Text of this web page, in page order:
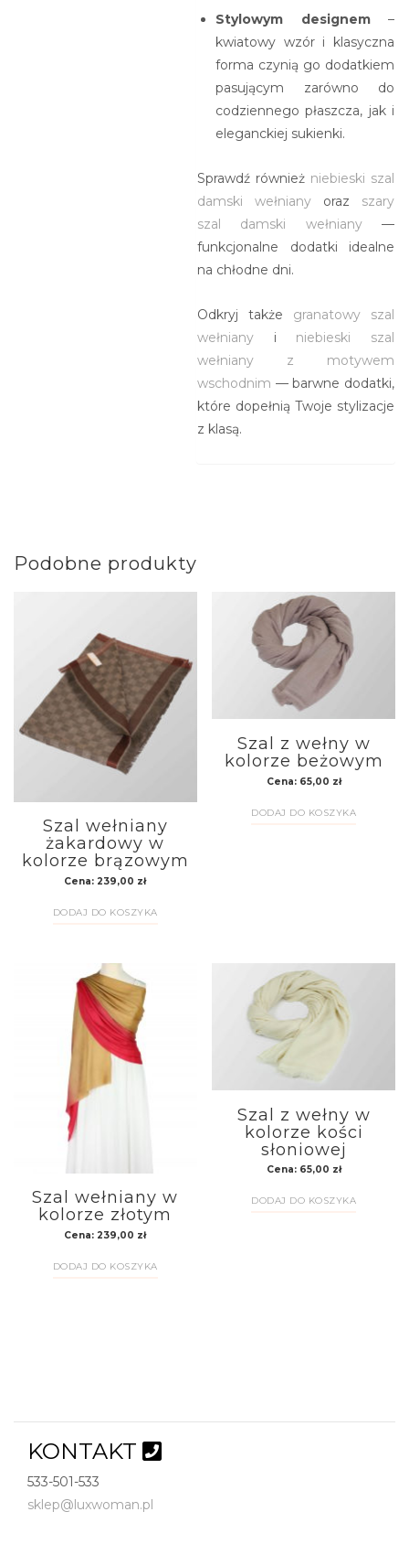
Stylowym designem–
kwiatowy wzór i klasyczna
forma czynią go dodatkiem
pasującym zarówno do
codziennego płaszcza, jak i
eleganckiej sukienki.
Sprawdź również niebieski szal
damski wełniany oraz szary
szal damski wełniany—
funkcjonalne dodatki idealne
na chłodne dni.
Odkryj także granatowy szal
wełniany i niebieski szal
wełniany z motywem
wschodnim — barwne dodatki,
które dopełnią Twoje stylizacje
z klasą.
Podobne produkty
Szal wełniany
żakardowy w
kolorze brązowym
Cena: 239,00 zł
DODAJ DO KOSZYKA
Szal z wełny w
kolorze beżowym
Cena: 65,00 zł
DODAJ DO KOSZYKA
Szal wełniany w
kolorze złotym
Cena: 239,00 zł
DODAJ DO KOSZYKA
Szal z wełny w
kolorze kości
słoniowej
Cena: 65,00 zł
DODAJ DO KOSZYKA
KONTAKT
533-501-533
sklep@luxwoman.pl